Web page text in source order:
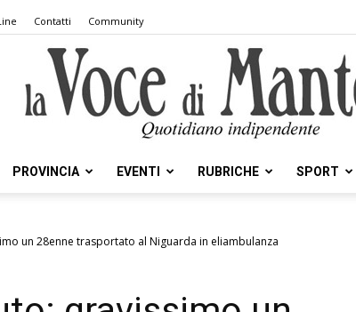
Contatti Community
PROVINCIA EVENTI RUBRICHE SPORT
un 28enne trasportato al Niguarda in eliambulanza